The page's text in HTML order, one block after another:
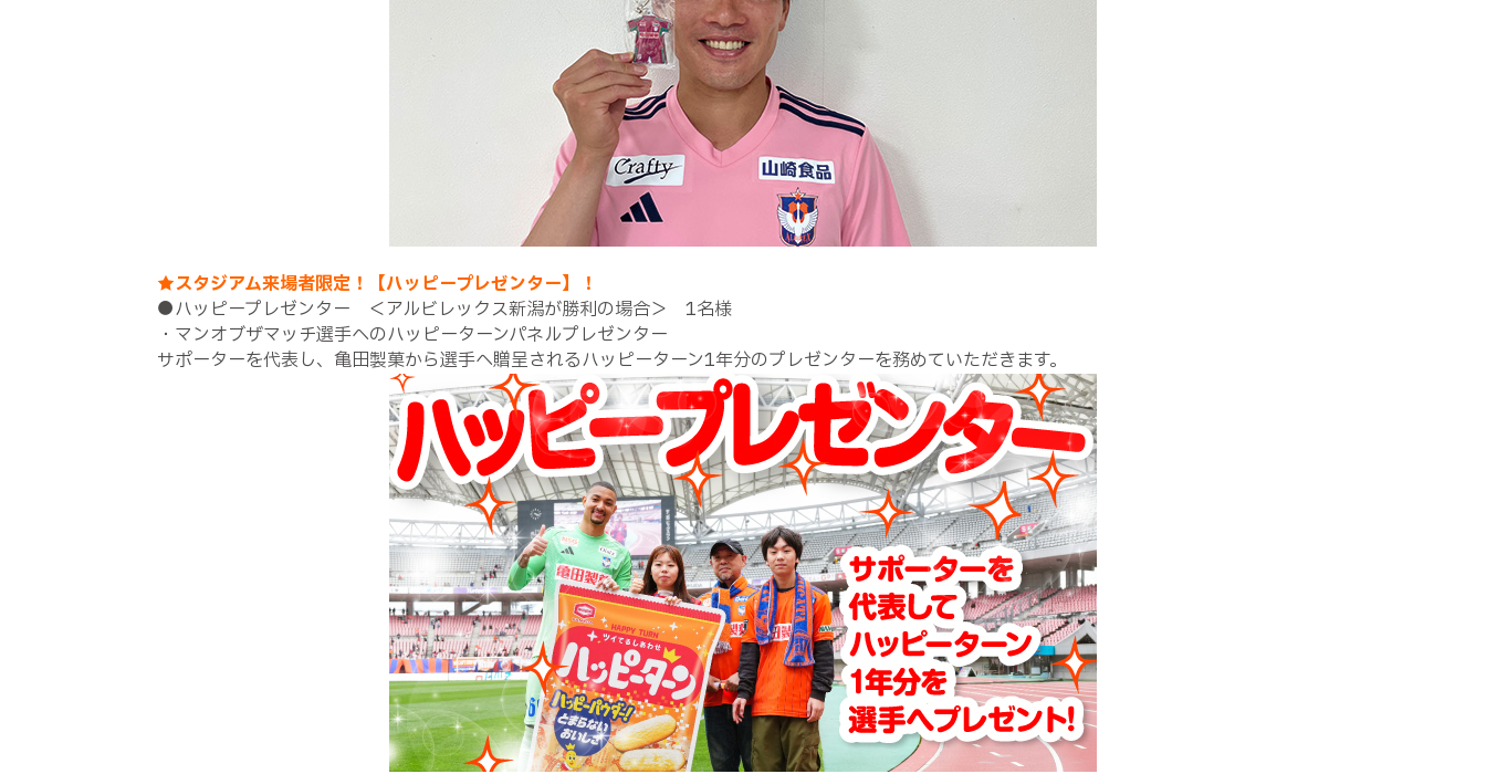
★スタジアム来場者限定！【ハッピープレゼンター】！
●ハッピープレゼンター ＜アルビレックス新潟が勝利の場合＞ 1名様
・マンオブザマッチ選手へのハッピーターンパネルプレゼンター
サポーターを代表し、亀田製菓から選手へ贈呈されるハッピーターン1年分のプレゼンターを務めていただきます。